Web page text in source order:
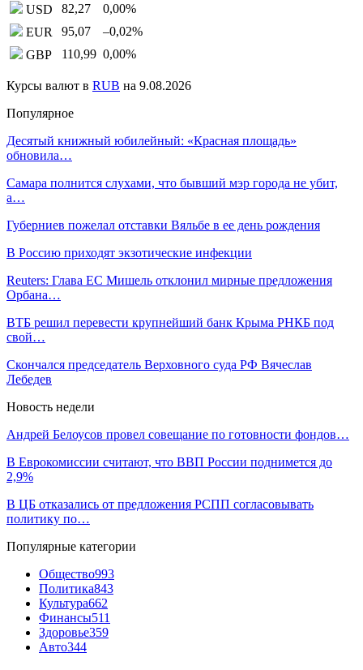
USD
82,27 0,00%
EUR
95,07 –0,02%
GBP
110,99 0,00%
Курсы валют в RUB на 9.08.2026
Популярное
Десятый книжный юбилейный: «Красная площадь»
обновила…
Самара полнится слухами, что бывший мэр города не убит,
а…
Губерниев пожелал отставки Вяльбе в ее день рождения
В Россию приходят экзотические инфекции
Reuters: Глава ЕC Мишель отклонил мирные предложения
Орбана…
ВТБ решил перевести крупнейший банк Крыма РНКБ под
свой…
Скончался председатель Верховного суда РФ Вячеслав
Лебедев
Новость недели
Андрей Белоусов провел совещание по готовности фондов…
В Еврокомиссии считают, что ВВП России поднимется до
2,9%
В ЦБ отказались от предложения РСПП согласовывать
политику по…
Популярные категории
Общество993
Политика843
Культура662
Финансы511
Здоровье359
Авто344